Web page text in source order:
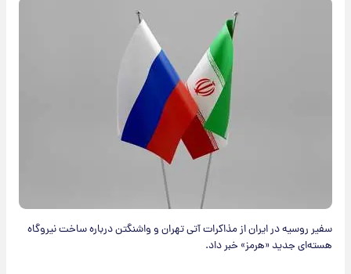
سفیر روسیه در ایران از مذاکرات آتی تهران و واشنگتن درباره ساخت نیروگاه
هسته‌ای جدید «هرمز» خبر داد.